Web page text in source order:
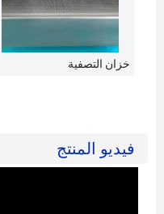
خزان التصفية
فيديو المنتج